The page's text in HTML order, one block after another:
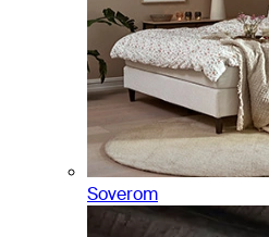
Soverom